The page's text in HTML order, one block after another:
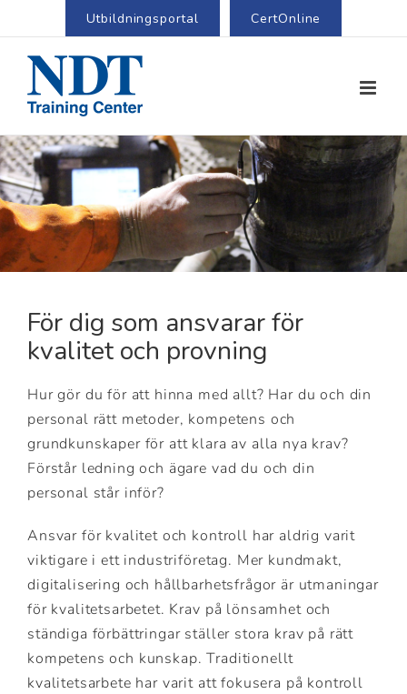
Utbildningsportal CertOnline
För dig som ansvarar för
kvalitet och provning
Hur gör du för att hinna med allt? Har du och din
personal rätt metoder, kompetens och
grundkunskaper för att klara av alla nya krav?
Förstår ledning och ägare vad du och din
personal står inför?
Ansvar för kvalitet och kontroll har aldrig varit
viktigare i ett industriföretag. Mer kundmakt,
digitalisering och hållbarhetsfrågor är utmaningar
för kvalitetsarbetet. Krav på lönsamhet och
ständiga förbättringar ställer stora krav på rätt
kompetens och kunskap. Traditionellt
kvalitetsarbete har varit att fokusera på kontroll